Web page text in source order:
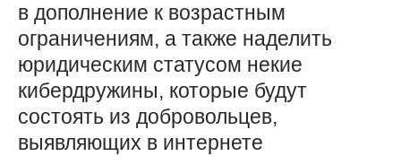
в дополнение к возрастным
ограничениям, а также наделить
юридическим статусом некие
кибердружины, которые будут
состоять из добровольцев,
выявляющих в интернете